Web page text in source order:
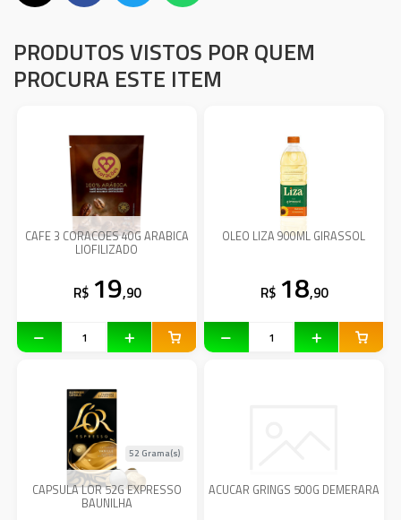
PRODUTOS VISTOS POR QUEM
PROCURA ESTE ITEM
CAFE 3 CORACOES 40G ARABICA
LIOFILIZADO
R$ 19,90
OLEO LIZA 900ML GIRASSOL
R$ 18,90
CAPSULA LOR 52G EXPRESSO
BAUNILHA
52 Grama(s)
ACUCAR GRINGS 500G DEMERARA